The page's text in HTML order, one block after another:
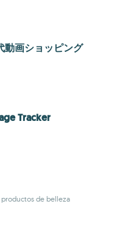
動画ショッピング
Tracker
de belleza